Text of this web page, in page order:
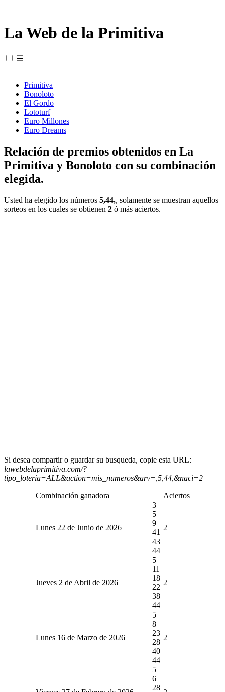
La Web de la Primitiva
☰
Primitiva
Bonoloto
El Gordo
Lototurf
Euro Millones
Euro Dreams
Relación de premios obtenidos en La
Primitiva y Bonoloto con su combinación
elegida.
Usted ha elegido los números 5,44,, solamente se muestran aquellos
sorteos en los cuales se obtienen 2 ó más aciertos.
Si desea compartir o guardar su busqueda, copie esta URL:
lawebdelaprimitiva.com/?
tipo_loteria=ALL&action=mis_numeros&arv=,5,44,&naci=2
Combinación ganadora Aciertos
Lunes 22 de Junio de 2026
3
5
9
41
43
44
2
Jueves 2 de Abril de 2026
5
11
18
22
38
44
2
Lunes 16 de Marzo de 2026
5
8
23
28
40
44
2
5
6
28